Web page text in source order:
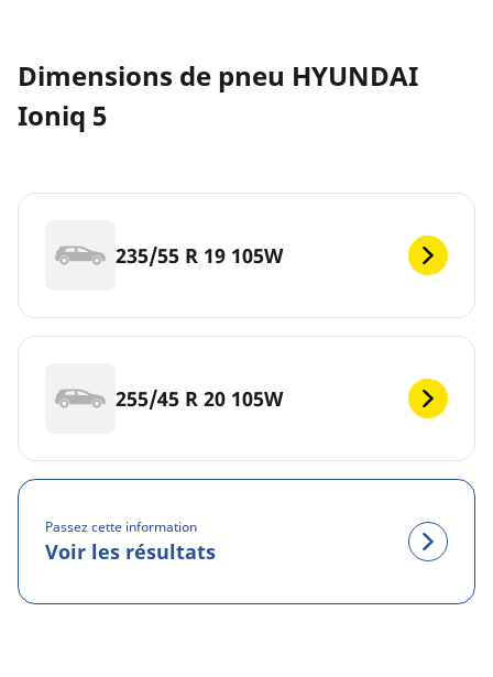
Dimensions de pneu HYUNDAI
Ioniq 5
235/55 R 19 105W
255/45 R 20 105W
Passez cette information
Voir les résultats